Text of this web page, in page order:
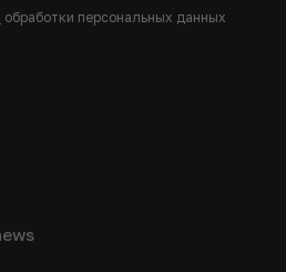
обработки персональных данных